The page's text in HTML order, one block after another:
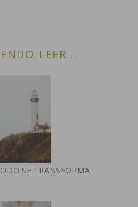
LEER...
SE TRANSFORMA